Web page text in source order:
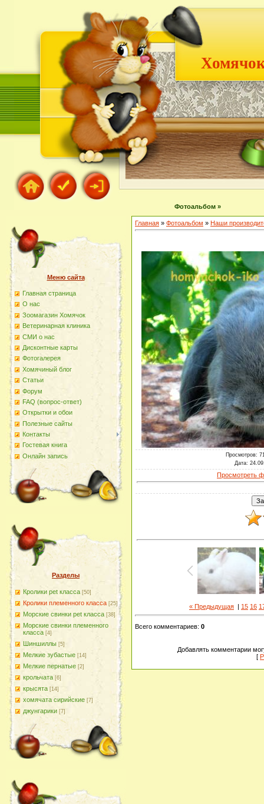
Фотоальбом »
Меню сайта
Главная страница
О наc
Зоомагазин Хомячок
Ветеринарная клиника
СМИ о нас
Дисконтные карты
Фотогалерея
Хомячиный блог
Статьи
Форум
FAQ (вопрос-ответ)
Открытки и обои
Полезные сайты
Контакты
Гостевая книга
Онлайн запись
Разделы
Кролики pet класса [50]
Кролики племенного класса [25]
Морские свинки pet класса [38]
Морские свинки племенного
класса [4]
Шиншиллы [5]
Мелкие зубастые [14]
Мелкие пернатые [2]
крольчата [6]
крысята [14]
хомячата сирийские [7]
джунгарики [7]
Главная » Фотоальбом » Наши
Просмотров:
Дата:
Просмотреть
« Предыдущая | 15 16
Всего комментариев: 0
Добавлять комментарии
[